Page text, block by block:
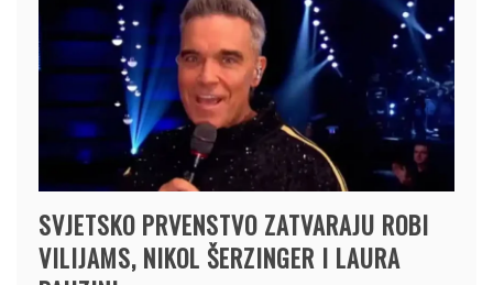
SVJETSKO PRVENSTVO ZATVARAJU ROBI
VILIJAMS, NIKOL ŠERZINGER I LAURA